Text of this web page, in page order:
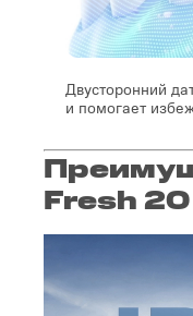
Двусторонний
и помогает
Fresh